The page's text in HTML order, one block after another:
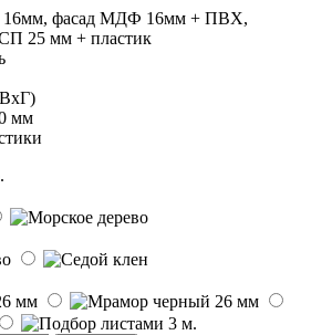
фасад МДФ 16мм + ПВХ,
25 мм + пластик
мм